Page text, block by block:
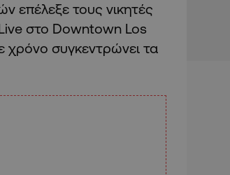
επέλεξε τους νικητές
στο Downtown Los
χρόνο συγκεντρώνει τα